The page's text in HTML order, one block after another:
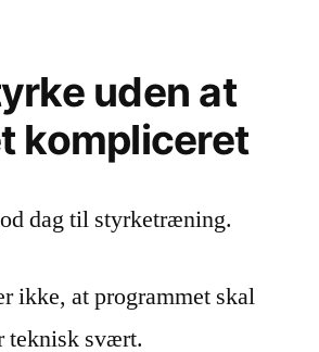
uden at
kompliceret
dag til styrketræning.
ikke, at programmet skal
teknisk svært.